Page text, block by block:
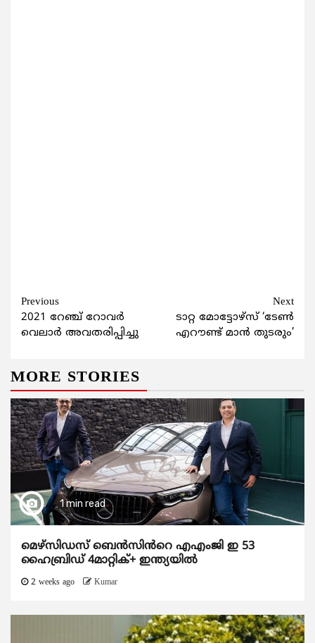
Continue
Reading
Previous
2021 റേഞ്ച് റോവര്‍
വെലാര്‍ അവതരിപ്പിച്ചു
Next
ടാറ്റ മോട്ടോഴ്സ് ‘ടേണ്‍
എറൗണ്ട് മാന്‍ തുടരും’
MORE STORIES
1 min read
മെഴ്‌സിഡസ് ബെൻസിൻറെ എഎംജി ഇ 53
ഹൈബ്രിഡ് 4മാറ്റിക്+ ഇന്ത്യയിൽ
2 weeks ago Kumar